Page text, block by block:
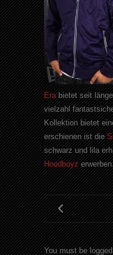
Erabietet seit
vielzahl
Kollektion bietet
erschienen ist die
schwarz und lila
Hoodboyz
You must be